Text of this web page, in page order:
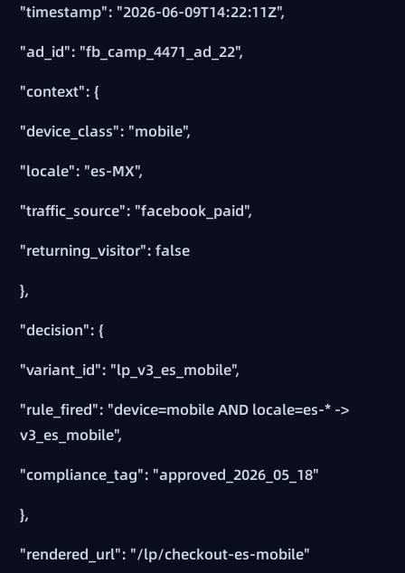
"timestamp": "2026-06-09T14:22:11Z",
"ad_id": "fb_camp_4471_ad_22",
"context": {
"device_class": "mobile",
"locale": "es-MX",
"traffic_source": "facebook_paid",
"returning_visitor": false
},
"decision": {
"variant_id": "lp_v3_es_mobile",
"rule_fired": "device=mobile AND locale=es-* ->
v3_es_mobile",
"compliance_tag": "approved_2026_05_18"
},
"rendered_url": "/lp/checkout-es-mobile"